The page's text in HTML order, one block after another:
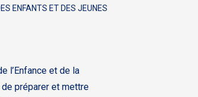
ENFANTS ET DES JEUNES
l’Enfance et de la
préparer et mettre